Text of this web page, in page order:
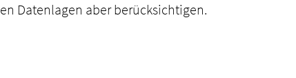
Datenlagen aber berücksichtigen.